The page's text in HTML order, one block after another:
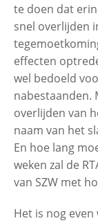
te doen dat
snel overlijden
effecten
wel bedoeld
nabestaanden.
overlijden van
naam van het
En hoe lang
weken zal de
van SZW met
Het is nog